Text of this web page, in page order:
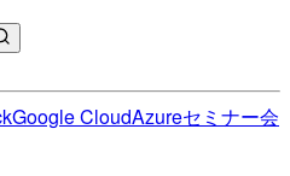
Google CloudAzureセミナー会